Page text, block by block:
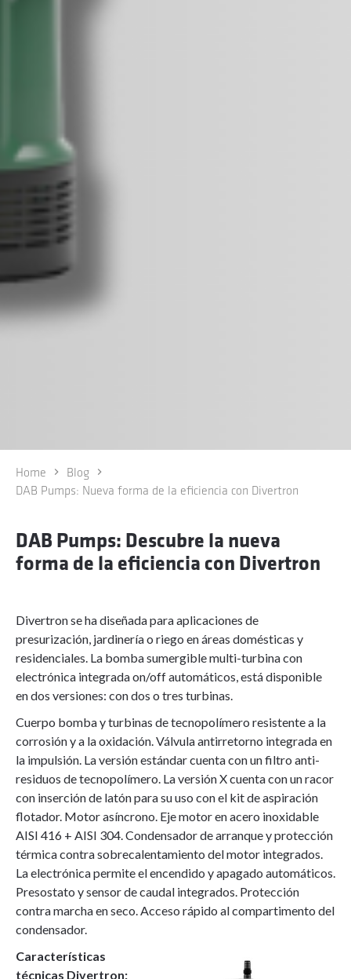
Home
Blog
DAB Pumps: Nueva forma de la eficiencia con Divertron
DAB Pumps: Descubre la nueva
forma de la eficiencia con Divertron
Divertron se ha diseñada para aplicaciones de
presurización, jardinería o riego en áreas domésticas y
residenciales. La bomba sumergible multi-turbina con
electrónica integrada on/off automáticos, está disponible
en dos versiones: con dos o tres turbinas.
Cuerpo bomba y turbinas de tecnopolímero resistente a la
corrosión y a la oxidación. Válvula antirretorno integrada en
la impulsión. La versión estándar cuenta con un filtro anti-
residuos de tecnopolímero. La versión X cuenta con un racor
con inserción de latón para su uso con el kit de aspiración
flotador. Motor asíncrono. Eje motor en acero inoxidable
AISI 416 + AISI 304. Condensador de arranque y protección
térmica contra sobrecalentamiento del motor integrados.
La electrónica permite el encendido y apagado automáticos.
Presostato y sensor de caudal integrados. Protección
contra marcha en seco. Acceso rápido al compartimento del
condensador.
Características
técnicas Divertron: